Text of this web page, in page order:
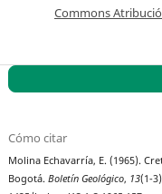
Commons
Cómo citar
Molina Echavarría, E. (1965).
Bogotá.Boletín Geológico, 13(1-